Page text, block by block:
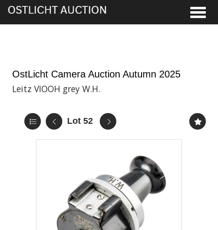
OstLicht Camera Auction Autumn 2025
Leitz VIOOH grey W.H.
Lot 52